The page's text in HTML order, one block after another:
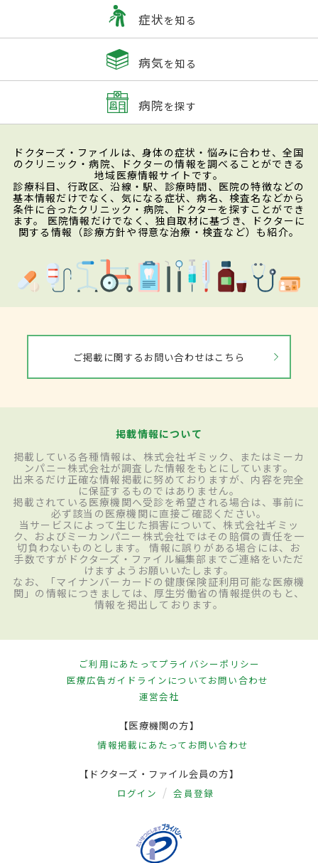
症状を知る
病気を知る
病院を探す
ドクターズ・ファイルは、身体の症状・悩みに合わせ、全国
のクリニック・病院、ドクターの情報を調べることができる
地域医療情報サイトです。
診療科目、行政区、沿線・駅、診療時間、医院の特徴などの
基本情報だけでなく、気になる症状、病名、検査名などから
条件に合ったクリニック・病院、ドクターを探すことができ
ます。 医院情報だけでなく、独自取材に基づき、ドクターに
関する情報（診療方針や得意な治療・検査など）も紹介。
ご掲載に関するお問い合わせはこちら
掲載情報について
掲載している各種情報は、株式会社ギミック、またはミーカ
ンパニー株式会社が調査した情報をもとにしています。
出来るだけ正確な情報掲載に努めておりますが、内容を完全
に保証するものではありません。
掲載されている医療機関へ受診を希望される場合は、事前に
必ず該当の医療機関に直接ご確認ください。
当サービスによって生じた損害について、株式会社ギミッ
ク、およびミーカンパニー株式会社ではその賠償の責任を一
切負わないものとします。 情報に誤りがある場合には、お
手数ですがドクターズ・ファイル編集部までご連絡をいただ
けますようお願いいたします。
なお、「マイナンバーカードの健康保険証利用可能な医療機
関」の情報につきましては、厚生労働省の情報提供のもと、
情報を掲出しております。
ご利用にあたってプライバシーポリシー
医療広告ガイドラインについてお問い合わせ
運営会社
【医療機関の方】
情報掲載にあたって お問い合わせ
【ドクターズ・ファイル会員の方】
ログイン 会員登録